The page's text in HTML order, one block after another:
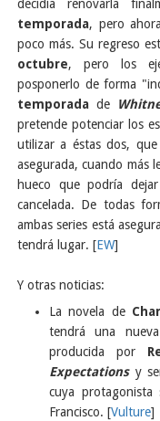
decidía renovarla
temporada, pero
poco más. Su regreso
octubre, pero los
posponerlo de forma
temporada de
pretende potenciar los
utilizar a éstas dos,
asegurada, cuando más
hueco que podría
cancelada. De todas
ambas series está
tendrá lugar. [EW]
Y otras noticias:
La novela de
tendrá una
producida por
Expectations y
cuya protagonista
Francisco. [Vulture]